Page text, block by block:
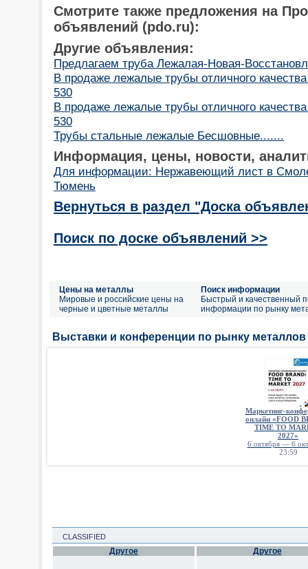
Смотрите также предложения на
объявлений (pdo.ru):
Другие объявления:
Предлагаем труба Лежалая-Новая-
В продаже лежалые трубы отличного
530
В продаже лежалые трубы отличного
530
Трубы стальные лежалые Бесшовные.......
Информация, цены, новости,
Для информации: Нержавеющий лист в
Тюмень
Вернуться в раздел "Доска
Поиск по доске объявлений >>
Цены на металлы
Мировые и российские цены на
черные и цветные металлы
Поиск информации
Быстрый и качественный
информации по рынку
Выставки и конференции по рынку
Маркетинг-
онлайн «FOOD
TIME TO
2027»
6 октября — 6
23:59
CLASSIFIED
Другое Другое